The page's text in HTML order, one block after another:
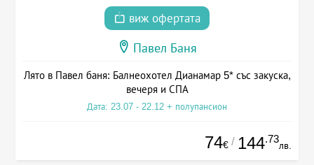
виж офертата
Павел Баня
Лято в Павел баня: Балнеохотел Дианамар 5* със закуска,
вечеря и СПА
Дата: 23.07 - 22.12 + полупансион
74€ / 144.73
лв.